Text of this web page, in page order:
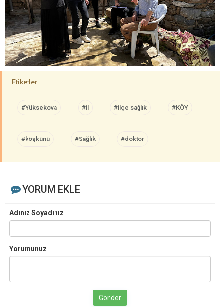
Etiketler
#Yüksekova #il #ilçe sağlık #KÖY
#köşkünü #Sağlık #doktor
YORUM EKLE
Adınız Soyadınız
Yorumunuz
Gönder